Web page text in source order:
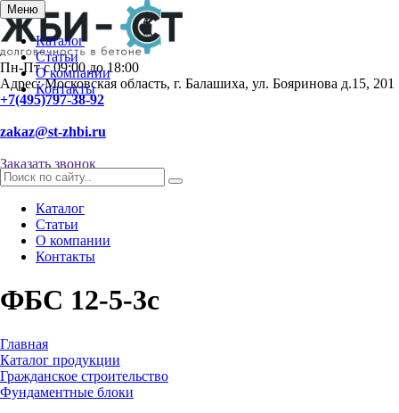
Меню
Каталог
Статьи
О компании
Контакты
Пн-Пт с 09:00 до 18:00
Адрес: Московская область, г. Балашиха, ул. Бояринова д.15, 201
+7(495)797-38-92
zakaz@st-zhbi.ru
Заказать звонок
Каталог
Статьи
О компании
Контакты
ФБС 12-5-3с
Главная
Каталог продукции
Гражданское строительство
Фундаментные блоки